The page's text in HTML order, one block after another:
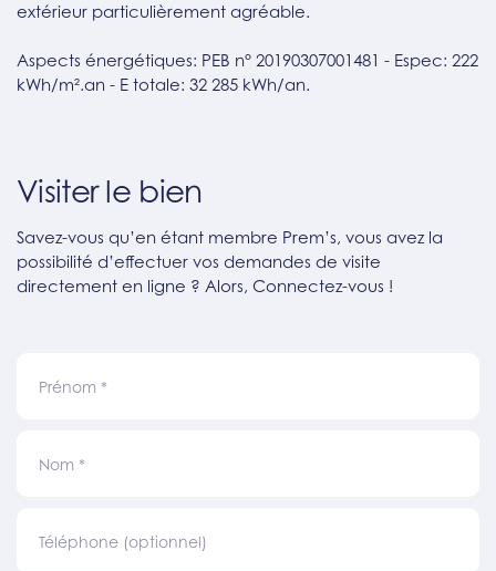
extérieur particulièrement agréable.
Aspects énergétiques: PEB n° 20190307001481 - Espec: 222
kWh/m².an - E totale: 32 285 kWh/an.
Visiter le bien
Savez-vous qu’en étant membre Prem’s, vous avez la
possibilité d’effectuer vos demandes de visite
directement en ligne ? Alors, Connectez-vous !
Prénom *
Nom *
Téléphone (optionnel)